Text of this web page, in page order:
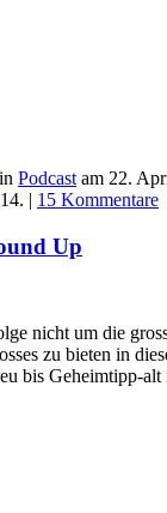
in Podcast am 22.
. | 15 Kommentare
Up
nicht um die
zu bieten in
bis Geheimtipp-alt